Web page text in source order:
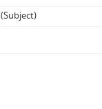
(Subject)